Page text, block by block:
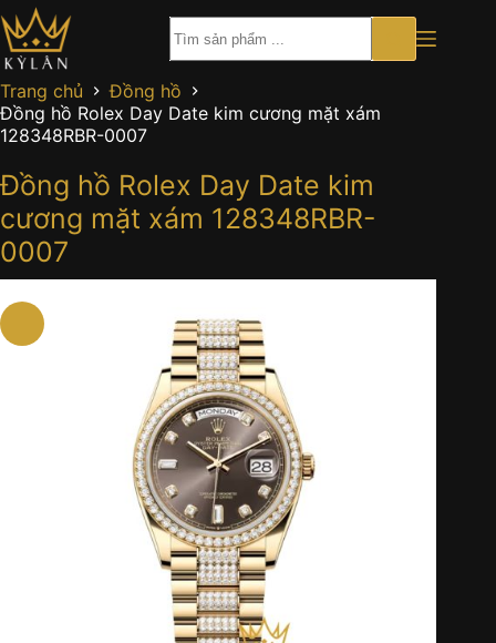
Chuyển
đến
phần
nội
dung
Trang chủ
Đồng hồ
Đồng hồ Rolex Day Date kim cương mặt xám
128348RBR-0007
Đồng hồ Rolex Day Date kim
cương mặt xám 128348RBR-
0007